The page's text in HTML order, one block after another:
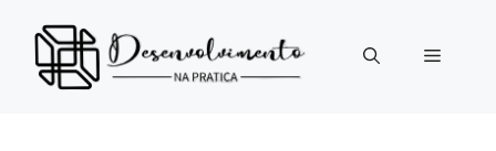
para
conteúdo
Menu